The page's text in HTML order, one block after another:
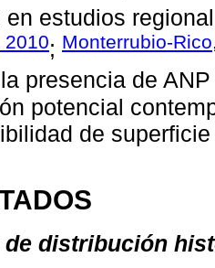
en estudios
2010; Monterrubio-
presencia de ANP
potencial
de
de distribución